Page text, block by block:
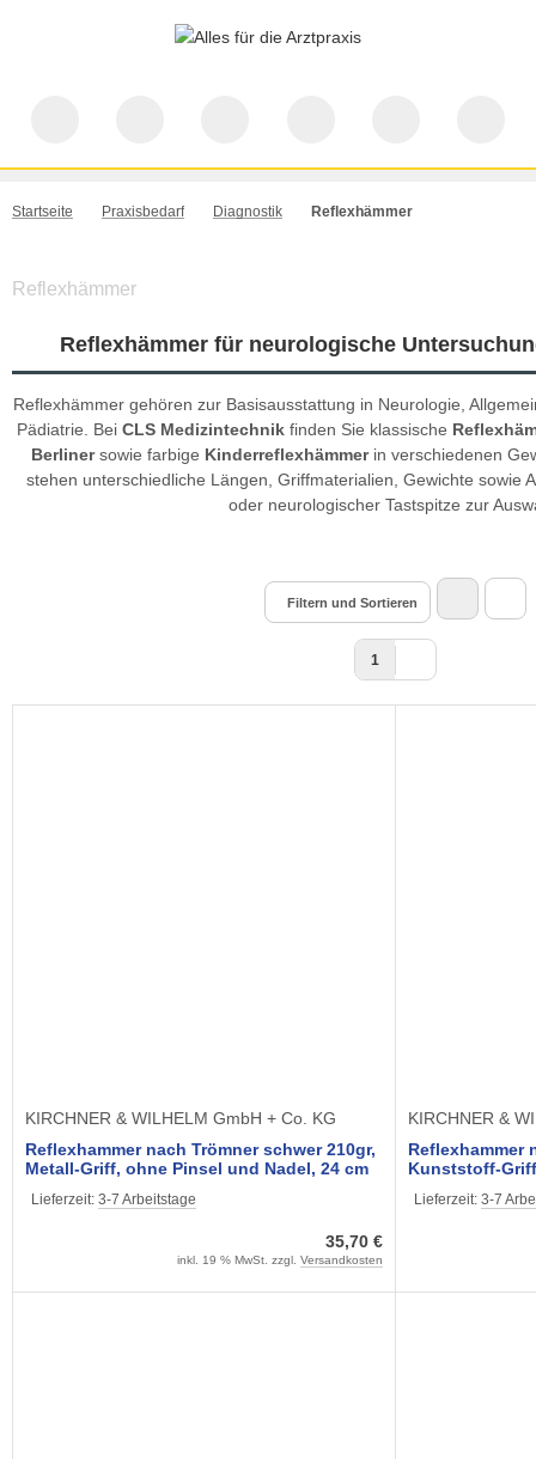
Startseite Praxisbedarf Diagnostik Reflexhämmer
Reflexhämmer
Reflexhämmer für neurologische
Reflexhämmer gehören zur Basisausstattung in Neurologie,
Pädiatrie. Bei CLS Medizintechnik finden Sie klassische
Berlinersowie farbige Kinderreflexhämmerin verschiedenen
stehen unterschiedliche Längen, Griffmaterialien, Gewichte sowie
oder neurologischer Tastspitze zur
Filtern und Sortieren
1
KIRCHNER & WILHELM GmbH + Co. KG
Reflexhammer nach Trömner schwer 210gr,
Metall-Griff, ohne Pinsel und Nadel, 24 cm
Lieferzeit: 3-7 Arbeitstage
35,70 €
inkl. 19 % MwSt. zzgl. Versandkosten
KIRCHNER &
Reflexhammer
Kunststoff-
Lieferzeit: 3-7